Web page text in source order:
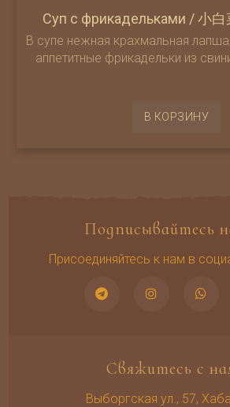
Суп с фрикадельками / 小白
В супе нежная крахмальная
аппетитные фрикадельки из
В КОРЗИНУ
Подписывайтесь
Присоединяйтесь к нам в
Свяжитесь с
Выборгская ул., 57,